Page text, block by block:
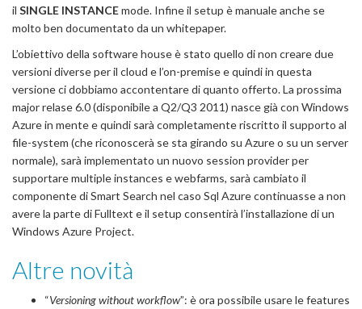
il SINGLE INSTANCEmode. Infine il setup è manuale anche se
molto ben documentato da un whitepaper.
L’obiettivo della software house è stato quello di non creare due
versioni diverse per il cloud e l’on-premise e quindi in questa
versione ci dobbiamo accontentare di quanto offerto. La prossima
major relase 6.0 (disponibile a Q2/Q3 2011) nasce già con Windows
Azure in mente e quindi sarà completamente riscritto il supporto al
file-system (che riconoscerà se sta girando su Azure o su un server
normale), sarà implementato un nuovo session provider per
supportare multiple instances e webfarms, sarà cambiato il
componente di Smart Search nel caso Sql Azure continuasse a non
avere la parte di Fulltext e il setup consentirà l’installazione di un
Windows Azure Project.
Altre novità
“Versioning without workflow”: è ora possibile usare le features